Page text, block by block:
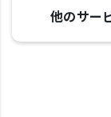
他のサー